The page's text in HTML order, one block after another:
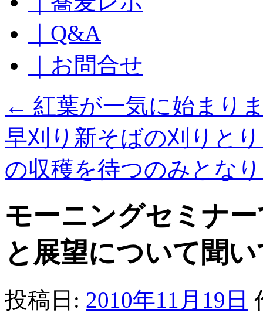
｜Q&A
｜お問合せ
← 紅葉が一気に始まり
早刈り新そばの刈りと
の収穫を待つのみとな
モーニングセミナ
と展望について聞
投稿日: 2010年11月19日